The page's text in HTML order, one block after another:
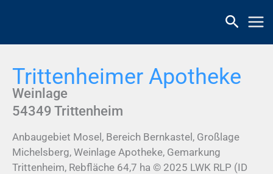
Trittenheimer Apotheke
Weinlage
54349 Trittenheim
Anbaugebiet Mosel, Bereich Bernkastel, Großlage
Michelsberg, Weinlage Apotheke, Gemarkung
Trittenheim, Rebfläche 64,7 ha © 2025 LWK RLP (ID